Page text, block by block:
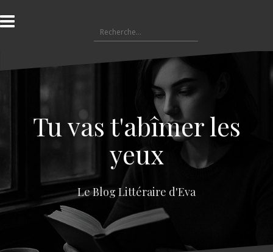
l
a
e
e
Tu vas t'abîmer les
yeux
Le Blog Littéraire d'Eva